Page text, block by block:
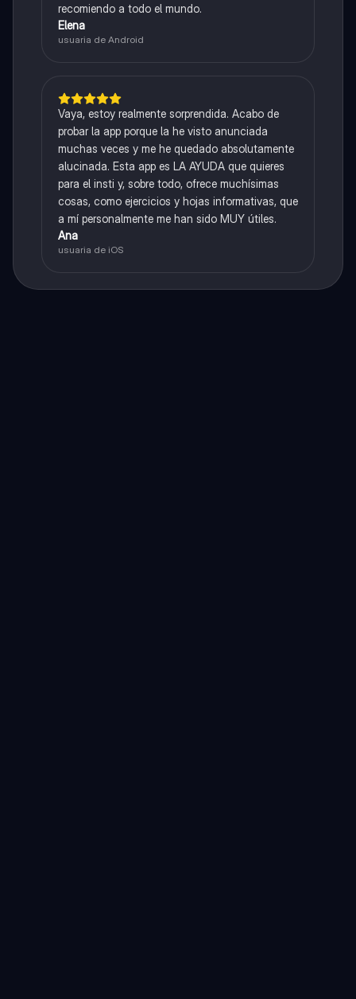
recomiendo a todo el mundo.
Elena
usuaria de Android
Vaya, estoy realmente sorprendida. Acabo de
probar la app porque la he visto anunciada
muchas veces y me he quedado absolutamente
alucinada. Esta app es LA AYUDA que quieres
para el insti y, sobre todo, ofrece muchísimas
cosas, como ejercicios y hojas informativas, que
a mí personalmente me han sido MUY útiles.
Ana
usuaria de iOS